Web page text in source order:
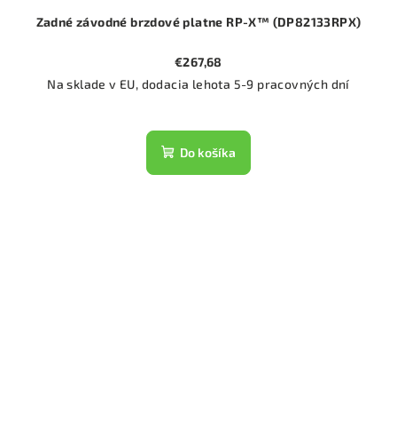
Zadné závodné brzdové platne RP-X™ (DP82133RPX)
€267,68
Na sklade v EU, dodacia lehota 5-9 pracovných dní
Do košíka